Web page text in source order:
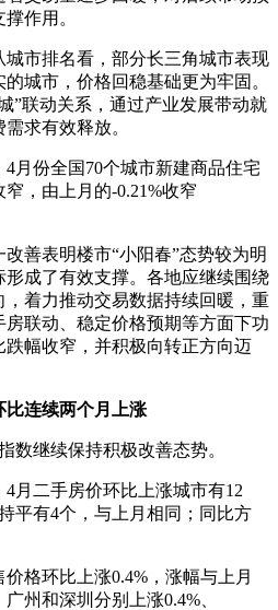
作用。
市排名看，部分长三角城市表现
城市，价格回稳基础更为牢固。
”联动关系，通过产业发展带动就
求有效释放。
份全国70个城市新建商品住宅
，由上月的-0.21%收窄
表明楼市“小阳春”态势较为明
成了有效支撑。各地应继续围绕
着力推动交易数据持续回暖，重
联动、稳定价格预期等方面下功
跌幅收窄，并积极向转正方向迈
比连续两个月上涨
继续保持积极改善态势。
二手房价环比上涨城市有12
平有4个，与上月相同；同比方
环比上涨0.4%，涨幅与上月
州和深圳分别上涨0.4%、